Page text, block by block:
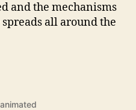
and the mechanisms
all around the